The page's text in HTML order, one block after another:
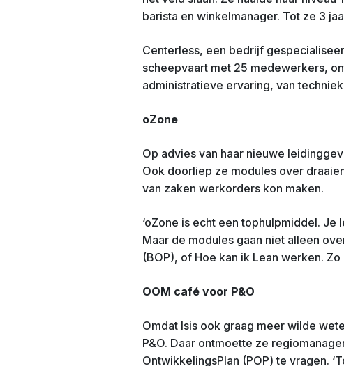
barista en winkelmanager. Tot ze 3
Centerless, een bedrijf
scheepvaart met 25 medewerkers,
administratieve ervaring, van techniek
oZone
Op advies van haar nieuwe
Ook doorliep ze modules over
van zaken werkorders kon maken.
‘oZone is echt een tophulpmiddel.
Maar de modules gaan niet alleen
(BOP), of Hoe kan ik Lean werken.
OOM café voor P&O
Omdat Isis ook graag meer wilde
P&O. Daar ontmoette ze
OntwikkelingsPlan (POP) te vragen.